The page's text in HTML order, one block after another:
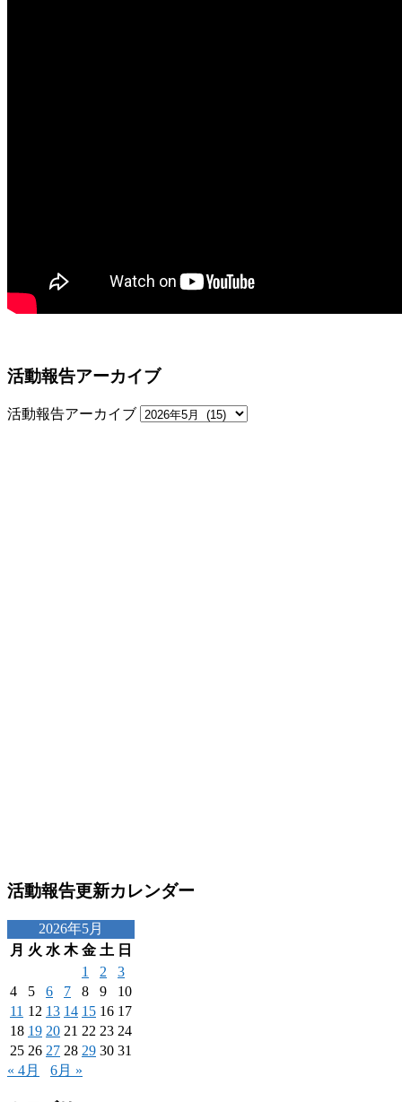
活動報告アーカイブ
活動報告アーカイブ
活動報告更新カレンダー
2026年5月
月 火 水 木 金 土 日
1
2
3
4
5 6 7 8 9
10
11 12 13 14 15 16 17
18 19 20 21 22 23 24
25 26 27 28 29 30 31
« 4月
6月 »